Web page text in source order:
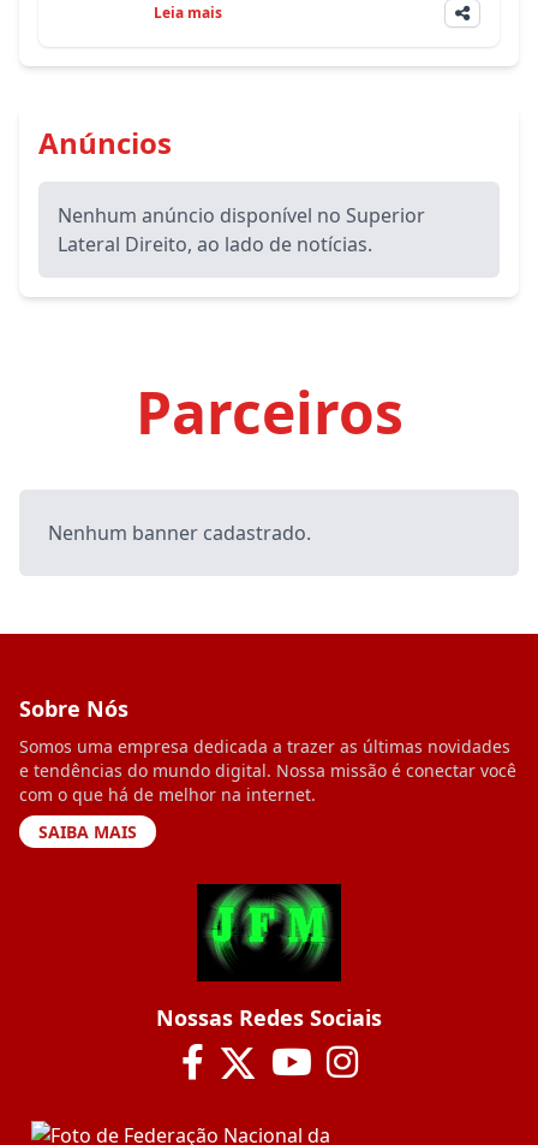
Leia mais
Anúncios
Nenhum anúncio disponível no Superior
Lateral Direito, ao lado de notícias.
Parceiros
Nenhum banner cadastrado.
Sobre Nós
Somos uma empresa dedicada a trazer as últimas novidades
e tendências do mundo digital. Nossa missão é conectar você
com o que há de melhor na internet.
SAIBA MAIS
Nossas Redes Sociais